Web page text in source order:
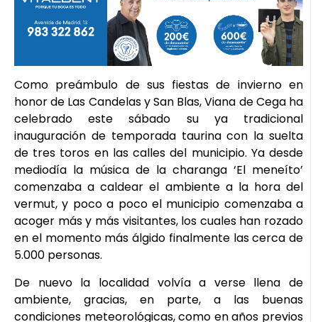
Como preámbulo de sus fiestas de invierno en
honor de Las Candelas y San Blas, Viana de Cega ha
celebrado este sábado su ya tradicional
inauguración de temporada taurina con la suelta
de tres toros en las calles del municipio. Ya desde
mediodía la música de la charanga ‘El meneíto’
comenzaba a caldear el ambiente a la hora del
vermut, y poco a poco el municipio comenzaba a
acoger más y más visitantes, los cuales han rozado
en el momento más álgido finalmente las cerca de
5.000 personas.
De nuevo la localidad volvía a verse llena de
ambiente, gracias, en parte, a las buenas
condiciones meteorológicas, como en años previos